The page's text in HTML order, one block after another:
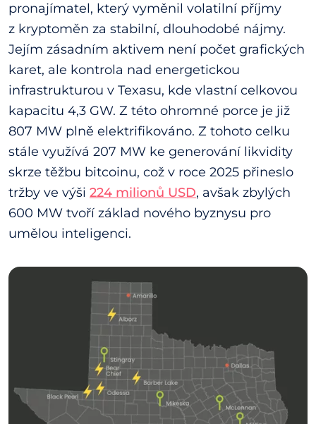
pronajímatel, který vyměnil volatilní příjmy
z kryptoměn za stabilní, dlouhodobé nájmy.
Jejím zásadním aktivem není počet grafických
karet, ale kontrola nad energetickou
infrastrukturou v Texasu, kde vlastní celkovou
kapacitu 4,3 GW. Z této ohromné porce je již
807 MW plně elektrifikováno. Z tohoto celku
stále využívá 207 MW ke generování likvidity
skrze těžbu bitcoinu, což v roce 2025 přineslo
tržby ve výši 224 milionů USD, avšak zbylých
600 MW tvoří základ nového byznysu pro
umělou inteligenci.